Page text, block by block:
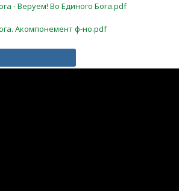
- Веруем! Во Единого Бога.pdf
Акомпонемент ф-но.pdf